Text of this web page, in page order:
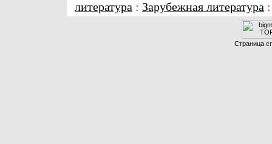
литература : Зарубежная литература
Страница